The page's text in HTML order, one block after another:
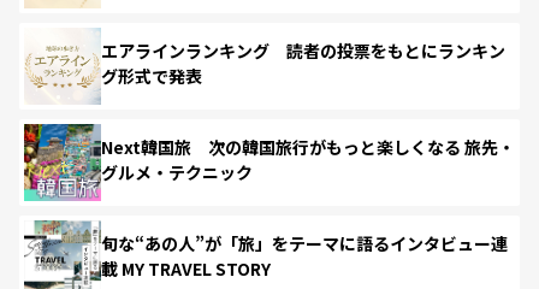
エアラインランキング 読者の投票をもとにランキン
グ形式で発表
Next韓国旅 次の韓国旅行がもっと楽しくなる 旅先・
グルメ・テクニック
旬な“あの人”が「旅」をテーマに語るインタビュー連
載 MY TRAVEL STORY